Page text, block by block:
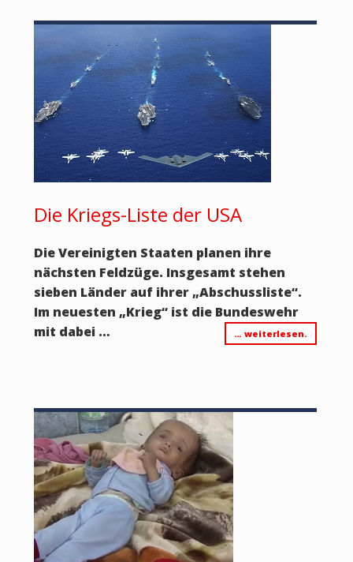
Die Kriegs-Liste der USA
Die Vereinigten Staaten planen ihre
nächsten Feldzüge. Insgesamt stehen
sieben Länder auf ihrer „Abschussliste“.
Im neuesten „Krieg“ ist die Bundeswehr
mit dabei …
… weiterlesen.